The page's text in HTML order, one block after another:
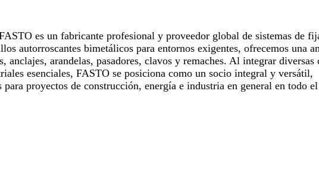
es un fabricante profesional y proveedor global de sistemas de
autorroscantes bimetálicos para entornos exigentes, ofrecemos una
anclajes, arandelas, pasadores, clavos y remaches. Al integrar diversas
esenciales, FASTO se posiciona como un socio integral y versátil,
proyectos de construcción, energía e industria en general en todo